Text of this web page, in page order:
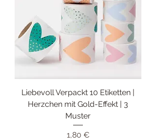
Liebevoll Verpackt 10 Etiketten |
Herzchen mit Gold-Effekt | 3
Muster
Preis
1,80 €